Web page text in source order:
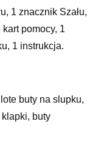
1 znacznik Szału,
pomocy, 1
1 instrukcja.
buty na slupku,
buty